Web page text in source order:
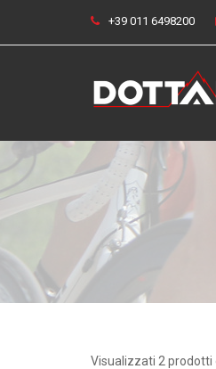
+39 011 6498200
Visualizzati 2 prodotti